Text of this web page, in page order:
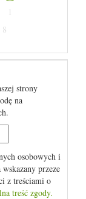
1
8
strony
na
osobowych i
przeze
z treściami o
treść zgody.